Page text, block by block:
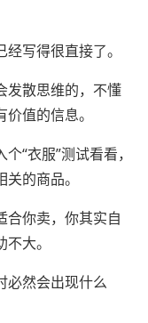
写得很直接了。
发散思维的，不懂
值的信息。
“衣服”测试看看，
的商品。
合你卖，你其实自
大。
必然会出现什么